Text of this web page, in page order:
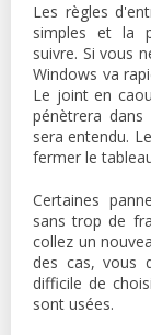
Les règles
simples et la
suivre. Si vous
Windows va
Le joint en
pénètrera
sera entendu.
fermer le
Certaines
sans trop de
collez un
des cas, vous
difficile de
sont usées.